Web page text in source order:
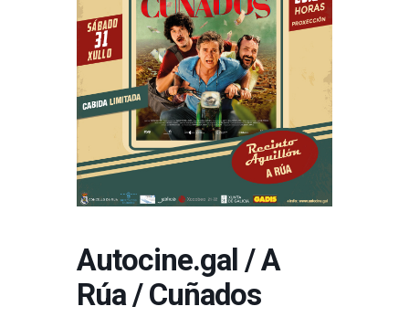
Autocine.gal / A
Rúa / Cuñados